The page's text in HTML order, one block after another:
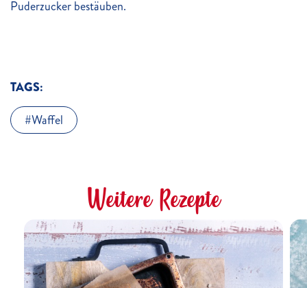
Puderzucker bestäuben.
TAGS:
Waffel
Weitere Rezepte